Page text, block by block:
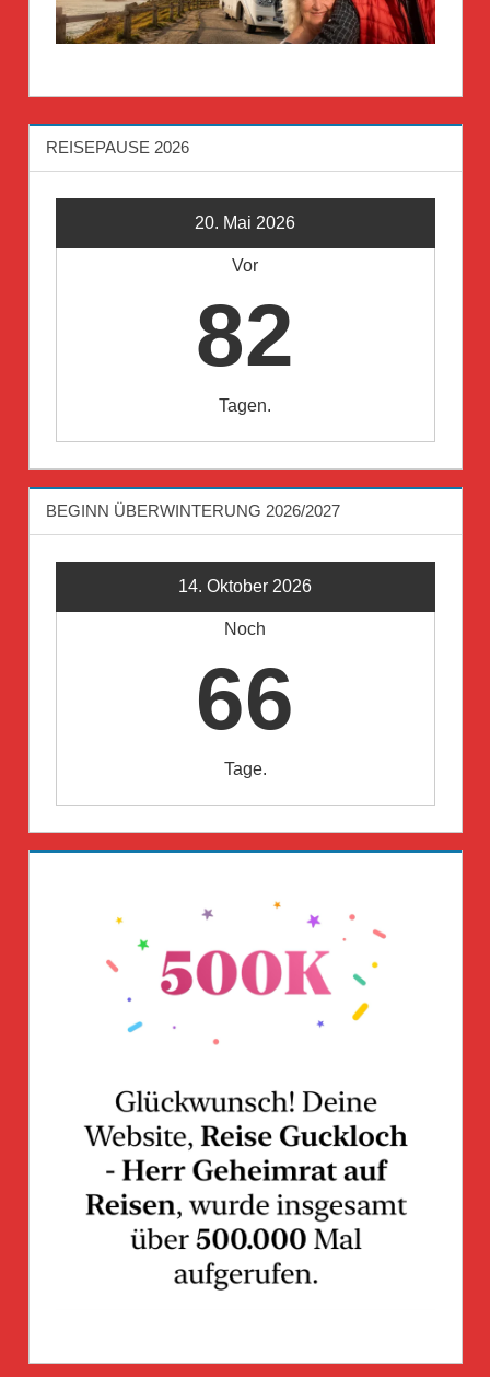
REISEPAUSE 2026
20. Mai 2026
Vor
82
Tagen.
BEGINN ÜBERWINTERUNG 2026/2027
14. Oktober 2026
Noch
66
Tage.